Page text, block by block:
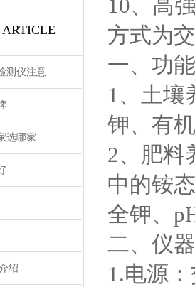
土壤肥料植株养分检测仪注意事项
选哪家
绍
10、高
方式为
一、功
1、土壤
钾、有
2、肥料
中的铵
全钾、
二、仪
1.电源